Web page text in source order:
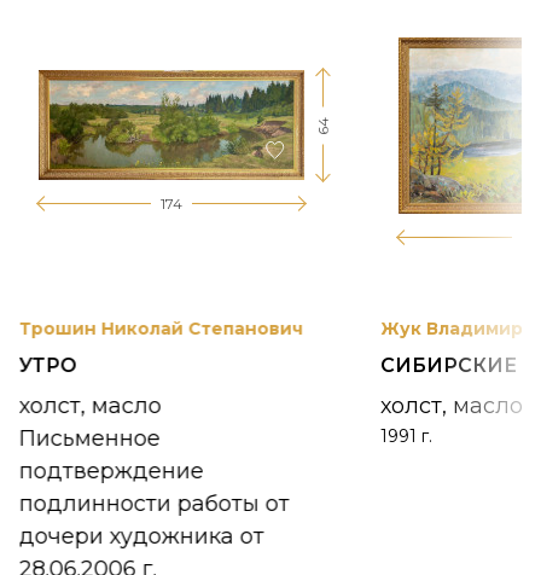
174
64
Трошин Николай Степанович
УТРО
холст, масло
Письменное
подтверждение
подлинности работы от
дочери художника от
28.06.2006 г.
Жук Владимир
СИБИРСКИЕ
холст, масло
1991 г.